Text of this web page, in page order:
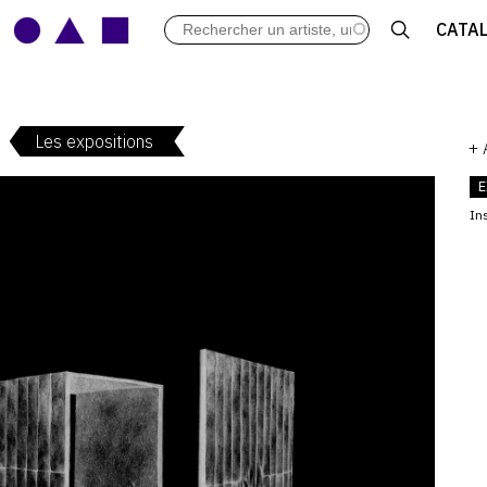
ARCHIVES DES EXPOSITIONS
Les expositions +